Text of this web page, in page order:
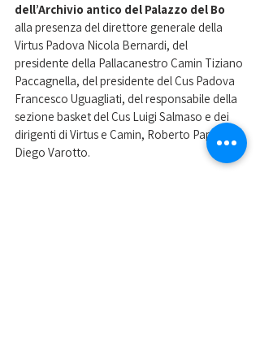
dell’Archivio antico del Palazzo del Bo
alla presenza del direttore generale della
Virtus Padova Nicola Bernardi, del
presidente della Pallacanestro Camin Tiziano
Paccagnella, del presidente del Cus Padova
Francesco Uguagliati, del responsabile della
sezione basket del Cus Luigi Salmaso e dei
dirigenti di Virtus e Camin, Roberto Paperini e
Diego Varotto.